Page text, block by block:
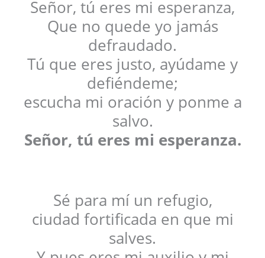
Señor, tú eres mi esperanza,
Que no quede yo jamás
defraudado.
Tú que eres justo, ayúdame y
defiéndeme;
escucha mi oración y ponme a
salvo.
Señor, tú eres mi esperanza.
Sé para mí un refugio,
ciudad fortificada en que mi
salves.